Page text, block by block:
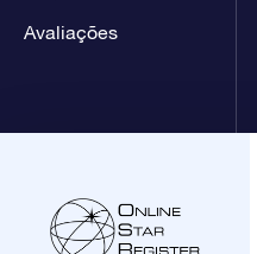
Avaliações